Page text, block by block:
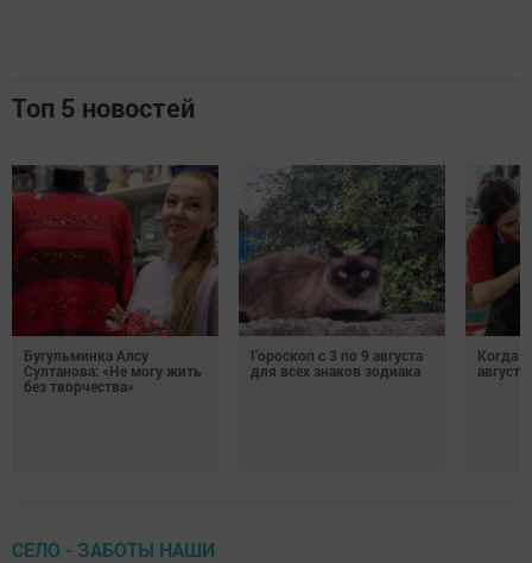
Топ 5 новостей
Бугульминка Алсу
Султанова: «Не могу жить
без творчества»
Гороскоп с 3 по 9 августа
для всех знаков зодиака
Когда
СЕЛО - ЗАБОТЫ НАШИ